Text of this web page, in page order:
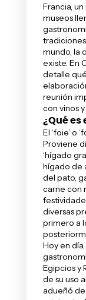
Francia,
museos
mundo, la
existe. En
detalle
reunión
con vinos
¿Qué es
El ‘foie’ o
Proviene
‘hígado
hígado de
del pato,
carne con
diversas
primero a
Hoy en
Egipcios y
de su uso
adueñó